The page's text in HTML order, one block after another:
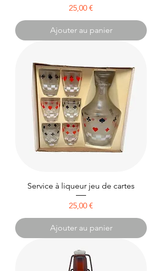
Prix
25,00 €
Ajouter au panier
Service à liqueur jeu de cartes
Prix
25,00 €
Ajouter au panier